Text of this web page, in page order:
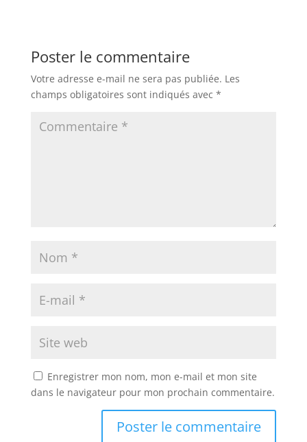
Poster le commentaire
Votre adresse e-mail ne sera pas publiée. Les
champs obligatoires sont indiqués avec *
Enregistrer mon nom, mon e-mail et mon site
dans le navigateur pour mon prochain commentaire.